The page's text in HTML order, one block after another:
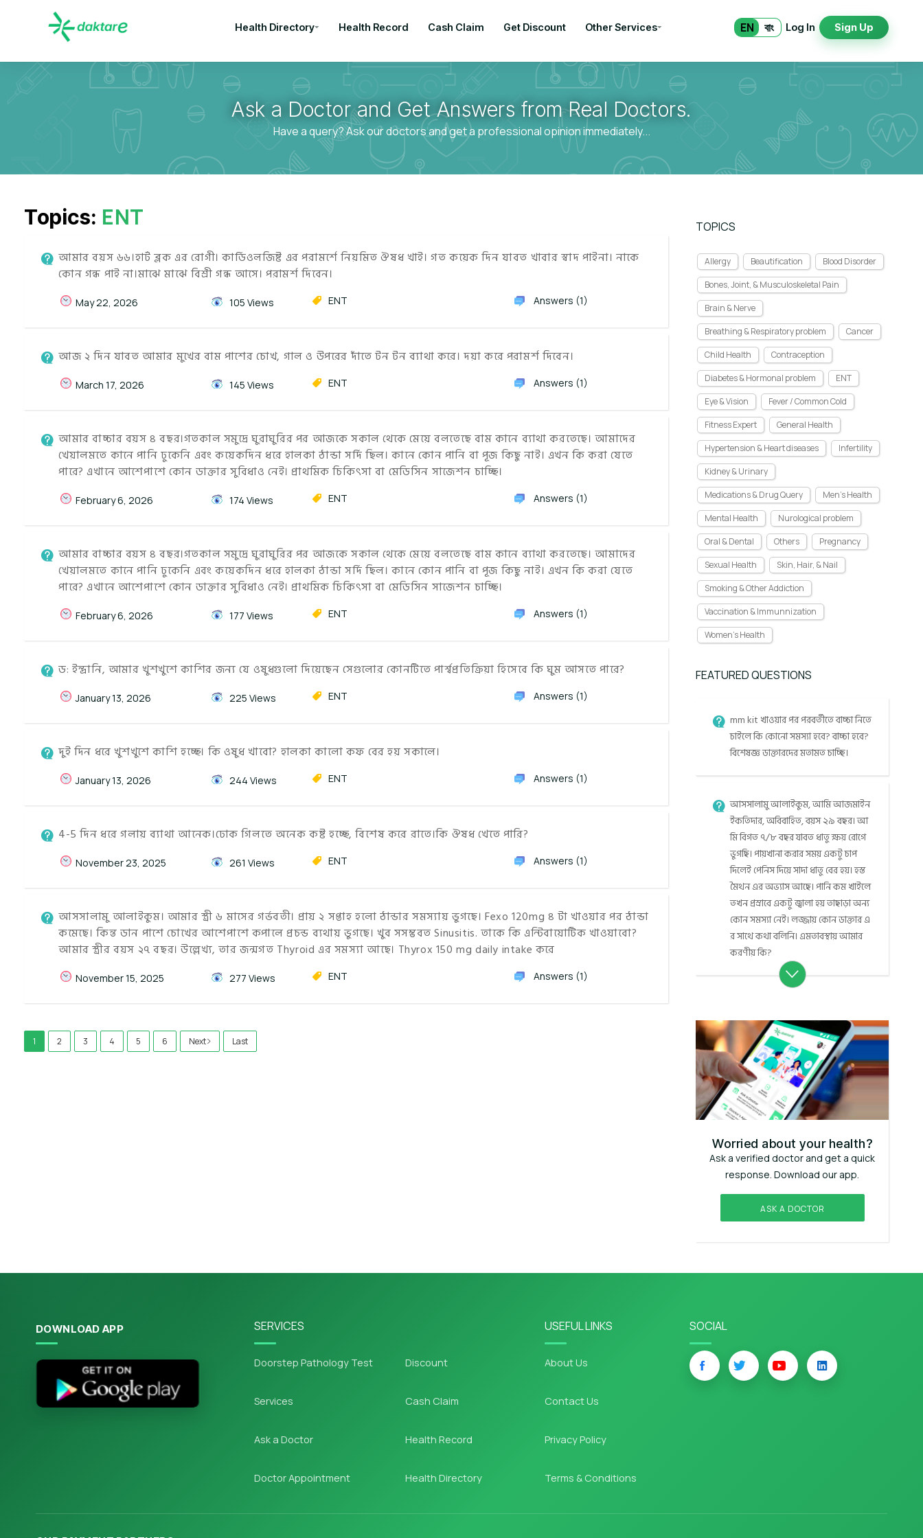
Health Directory Health Record Cash Claim Get Discount Other Services EN বাং Log In Sign Up
Ask a Doctor and Get Answers from Real Doctors.
Have a query? Ask our doctors and get a professional opinion immediately...
Topics: ENT
আমার বয়স ৬৬।হার্ট ব্লক এর রোগী। কার্ডিওলজিষ্ট এর পরামর্শে নিয়মিত ঔষধ খাই। গত কয়েক দিন যাবত খাবার স্বাদ পাইনা। নাকে
কোন গন্ধ পাই না।মাঝে মাঝে বিশ্রী গন্ধ আসে। পরামর্শ দিবেন।
May 22, 2026 105 Views ENT Answers (1)
আজ ২ দিন যাবত আমার মুখের বাম পাশের চোখ, গাল ও উপরের দাঁতে টন টন ব্যাথা করে। দয়া করে পরামর্শ দিবেন।
March 17, 2026 145 Views ENT Answers (1)
আমার বাচ্চার বয়স ৪ বছর।গতকাল সমুদ্রে ঘুরাঘুরির পর আজকে সকাল থেকে মেয়ে বলতেছে বাম কানে ব্যাথা করতেছে। আমাদের
খেয়ালমতে কানে পানি ঢুকেনি এবং কয়েকদিন ধরে হালকা ঠান্ডা সর্দি ছিল। কানে কোন পানি বা পূজ কিছু নাই। এখন কি করা যেতে
পারে? এখানে আশেপাশে কোন ডাক্তার সুবিধাও নেই। প্রাথমিক চিকিৎসা বা মেডিসিন সাজেশন চাচ্ছি।
February 6, 2026 174 Views ENT Answers (1)
আমার বাচ্চার বয়স ৪ বছর।গতকাল সমুদ্রে ঘুরাঘুরির পর আজকে সকাল থেকে মেয়ে বলতেছে বাম কানে ব্যাথা করতেছে। আমাদের
খেয়ালমতে কানে পানি ঢুকেনি এবং কয়েকদিন ধরে হালকা ঠান্ডা সর্দি ছিল। কানে কোন পানি বা পূজ কিছু নাই। এখন কি করা যেতে
পারে? এখানে আশেপাশে কোন ডাক্তার সুবিধাও নেই। প্রাথমিক চিকিৎসা বা মেডিসিন সাজেশন চাচ্ছি।
February 6, 2026 177 Views ENT Answers (1)
ড: ইন্দ্রানি, আমার খুশখুশে কাশির জন্য যে ওষুধগুলো দিয়েছেন সেগুলোর কোনটিতে পার্শ্বপ্রতিক্রিয়া হিসেবে কি ঘুম আসতে পারে?
January 13, 2026 225 Views ENT Answers (1)
দুই দিন ধরে খুশখুশে কাশি হচ্ছে। কি ওষুধ খাবো? হালকা কালো কফ বের হয় সকালে।
January 13, 2026 244 Views ENT Answers (1)
4-5 দিন ধরে গলায় ব্যাথা আনেক।ঢোক গিলতে অনেক কষ্ট হচ্ছে, বিশেষ করে রাতে।কি ঔষধ খেতে পারি?
November 23, 2025 261 Views ENT Answers (1)
আসসালামু আলাইকুম। আমার স্ত্রী ৬ মাসের গর্ভবতী। প্রায় ২ সপ্তাহ হলো ঠান্ডার সমস্যায় ভুগছে। Fexo 120mg ৪ টা খাওয়ার পর ঠান্ডা
কমেছে। কিন্ত ডান পাশে চোখের আশেপাশে কপালে প্রচন্ড ব্যথায় ভুগছে। খুব সসম্ভবত Sinusitis. তাকে কি এন্টিবায়োটিক খাওয়াবো?
আমার স্ত্রীর বয়স ২৭ বছর। উল্লেখ্য, তার জন্মগত Thyroid এর সমস্যা আছে। Thyrox 150 mg daily intake করে
November 15, 2025 277 Views ENT Answers (1)
1 2 3 4 5 6 Next Last
TOPICS
Allergy Beautification
Blood Disorder
Bones, Joint, & Musculoskeletal Pain
Brain & Nerve
Breathing & Respiratory problem
Cancer
Child Health
Contraception
Diabetes & Hormonal problem
ENT
Eye & Vision
Fever / Common Cold
Fitness Expert
General Health
Hypertension & Heart diseases
Infertility
Kidney & Urinary
Medications & Drug Query
Men's Health
Mental Health
Nurological problem
Oral & Dental
Others
Pregnancy
Sexual Health
Skin, Hair, & Nail
Smoking & Other Addiction
Vaccination & Immunnization
Women's Health
FEATURED QUESTIONS
mm kit খাওয়ার পর পরবর্তীতে বাচ্চা নিতে
চাইলে কি কোনো সমস্যা হবে? বাচ্চা হবে?
বিশেষজ্ঞ ডাক্তারদের মতামত চাচ্ছি।
আসসালামু আলাইকুম, আমি আজমাইন
ইকতিদার, অবিবাহিত, বয়স ২৯ বছর। আ
মি বিগত ৭/৮ বছর যাবত ধাতু ক্ষয় রোগে
ভুগছি। পায়খানা করার সময় একটু চাপ
দিলেই পেনিস দিয়ে সাদা ধাতু বের হয়। হস্ত
মৈথন এর অভ্যাস আছে। পানি কম খাইলে
তখন প্রস্রাবে একটু জ্বালা হয় তাছাড়া অন্য
কোন সমস্যা নেই। লজ্জায় কোন ডাক্তার এ
র সাথে কথা বলিনি। এমতাবস্থায় আমার
করণীয় কি?
Worried about your health?
Ask a verified doctor and get a quick
response. Download our app.
ASK A DOCTOR
DOWNLOAD APP SERVICES
Doorstep Pathology Test
Services
Ask a Doctor
Doctor Appointment
Discount
Cash Claim
Health Record
Health Directory
USEFUL LINKS
About Us
Contact Us
Privacy Policy
Terms & Conditions
SOCIAL